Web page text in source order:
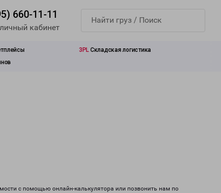
660-11-11
кабинет
3PL Складская логистика
с помощью онлайн-калькулятора или позвонить нам по